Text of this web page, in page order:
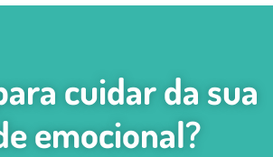
cuidar da sua
emocional?